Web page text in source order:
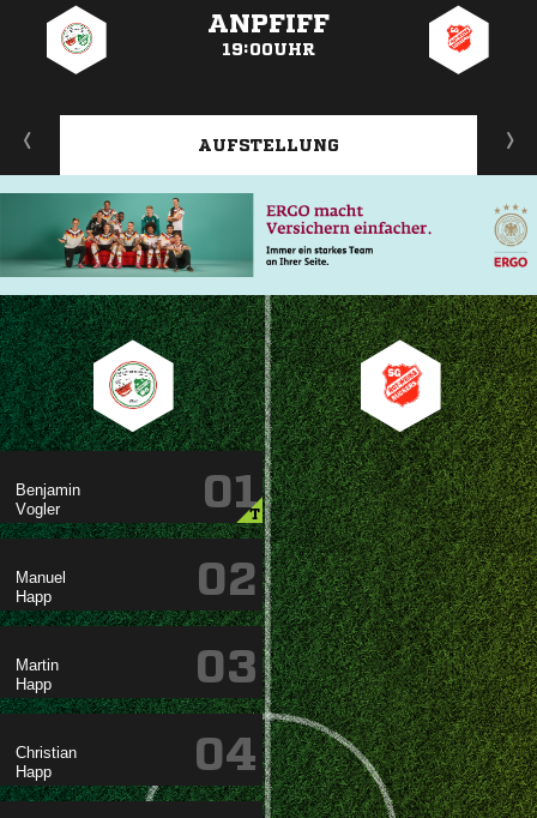
ANPFIFF
19:00UHR
AUFSTELLUNG


01
T


02


03


04